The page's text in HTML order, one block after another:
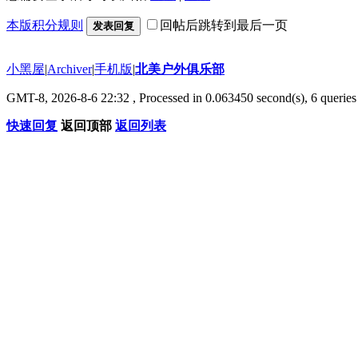
本版积分规则 发表回复 回帖后跳转到最后一页
小黑屋|Archiver|手机版|北美户外俱乐部
GMT-8, 2026-8-6 22:32 , Processed in 0.063450 second(s), 6
快速回复 返回顶部 返回列表